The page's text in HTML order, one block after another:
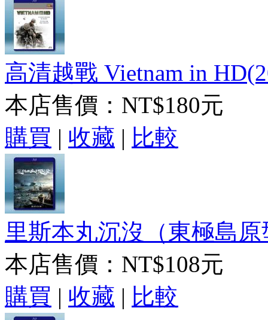
高清越戰 Vietnam in
本店售價： NT$180元
購買 | 收藏 | 比較
里斯本丸沉沒（東極島原
本店售價： NT$108元
購買 | 收藏 | 比較